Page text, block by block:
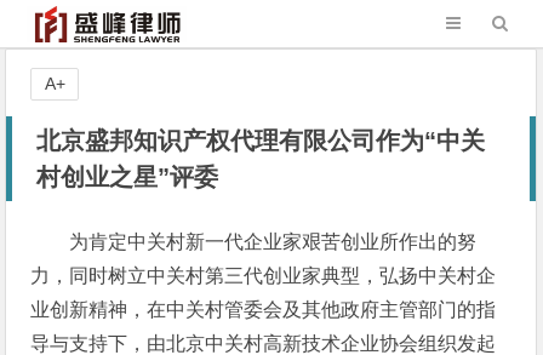
北京盛邦知识产权代理有限公司作为“中关
村创业之星”评委
为肯定中关村新一代企业家艰苦创业所作出的努
力，同时树立中关村第三代创业家典型，弘扬中关村企
业创新精神，在中关村管委会及其他政府主管部门的指
导与支持下，由北京中关村高新技术企业协会组织发起
A+